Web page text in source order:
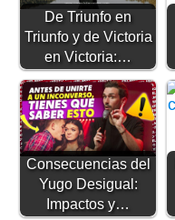
De Triunfo en
Triunfo y de Victoria
en Victoria:…
Consecuencias del
Yugo Desigual:
Impactos y…